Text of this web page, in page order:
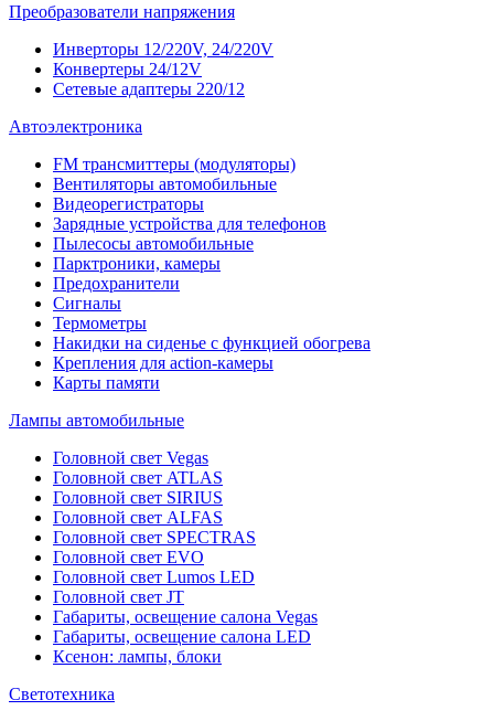
Преобразователи напряжения
Инверторы 12/220V, 24/220V
Конвертеры 24/12V
Сетевые адаптеры 220/12
Автоэлектроника
FM трансмиттеры (модуляторы)
Вентиляторы автомобильные
Видеорегистраторы
Зарядные устройства для телефонов
Пылесосы автомобильные
Парктроники, камеры
Предохранители
Сигналы
Термометры
Накидки на сиденье с функцией обогрева
Крепления для action-камеры
Карты памяти
Лампы автомобильные
Головной свет Vegas
Головной свет ATLAS
Головной свет SIRIUS
Головной свет ALFAS
Головной свет SPECTRAS
Головной свет EVO
Головной свет Lumos LED
Головной свет JT
Габариты, освещение салона Vegas
Габариты, освещение салона LED
Ксенон: лампы, блоки
Светотехника